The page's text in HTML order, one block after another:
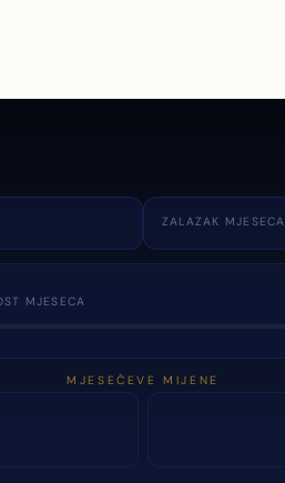
ZALAZAK MJESECA
MJESECA
MJESEČEVE MIJENE